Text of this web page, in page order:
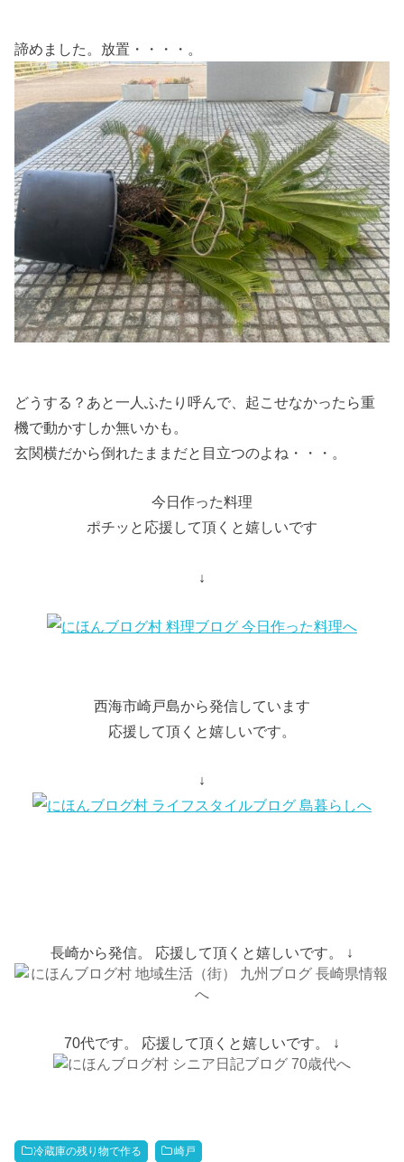
諦めました。放置・・・・。
どうする？あと一人ふたり呼んで、起こせなかったら重
機で動かすしか無いかも。
玄関横だから倒れたままだと目立つのよね・・・。
今日作った料理
ポチッと応援して頂くと嬉しいです
↓
西海市崎戸島から発信しています
応援して頂くと嬉しいです。
↓
長崎から発信。 応援して頂くと嬉しいです。 ↓
70代です。 応援して頂くと嬉しいです。 ↓
冷蔵庫の残り物で作る 崎戸